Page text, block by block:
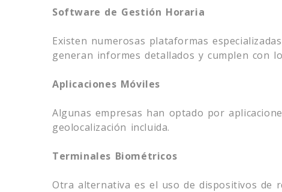
Software de Gestión Horaria
Existen numerosas plataformas
generan informes detallados y cumplen con
Aplicaciones Móviles
Algunas empresas han optado por
geolocalización incluida.
Terminales Biométricos
Otra alternativa es el uso de dispositivos de